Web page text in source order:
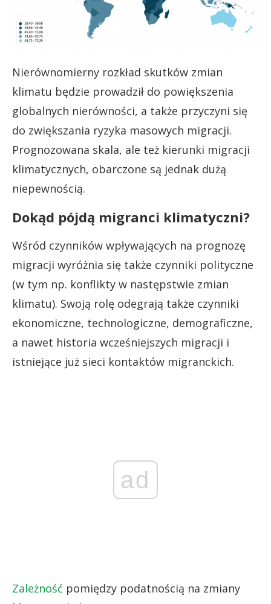
Nierównomierny rozkład skutków zmian
klimatu będzie prowadził do powiększenia
globalnych nierówności, a także przyczyni się
do zwiększania ryzyka masowych migracji.
Prognozowana skala, ale też kierunki migracji
klimatycznych, obarczone są jednak dużą
niepewnością.
Dokąd pójdą migranci klimatyczni?
Wśród czynników wpływających na prognozę
migracji wyróżnia się także czynniki polityczne
(w tym np. konflikty w następstwie zmian
klimatu). Swoją rolę odegrają także czynniki
ekonomiczne, technologiczne, demograficzne,
a nawet historia wcześniejszych migracji i
istniejące już sieci kontaktów migranckich.
ad
Zależność pomiędzy podatnością na zmiany